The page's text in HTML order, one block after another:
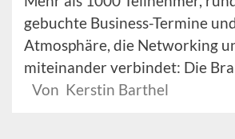
gebuchte Business-Termine
Atmosphäre, die Networking
miteinander verbindet: Die
Von Kerstin Barthel